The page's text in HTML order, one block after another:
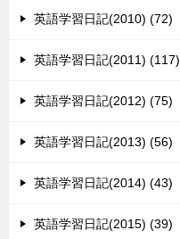
英語学習日記(2010) (72)
英語学習日記(2011) (117)
英語学習日記(2012) (75)
英語学習日記(2013) (56)
英語学習日記(2014) (43)
英語学習日記(2015) (39)